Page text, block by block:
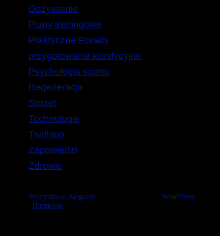
Odżywianie
Plany treningowe
Praktyczne Porady
przygotowanie kondycyjne
Psychologia sportu
Regeneracja
Sprzęt
Technologie
Triathlon
Zapowiedzi
Zdrowie
Wszystko o Bieganiu
WordPress
ThemeIsle